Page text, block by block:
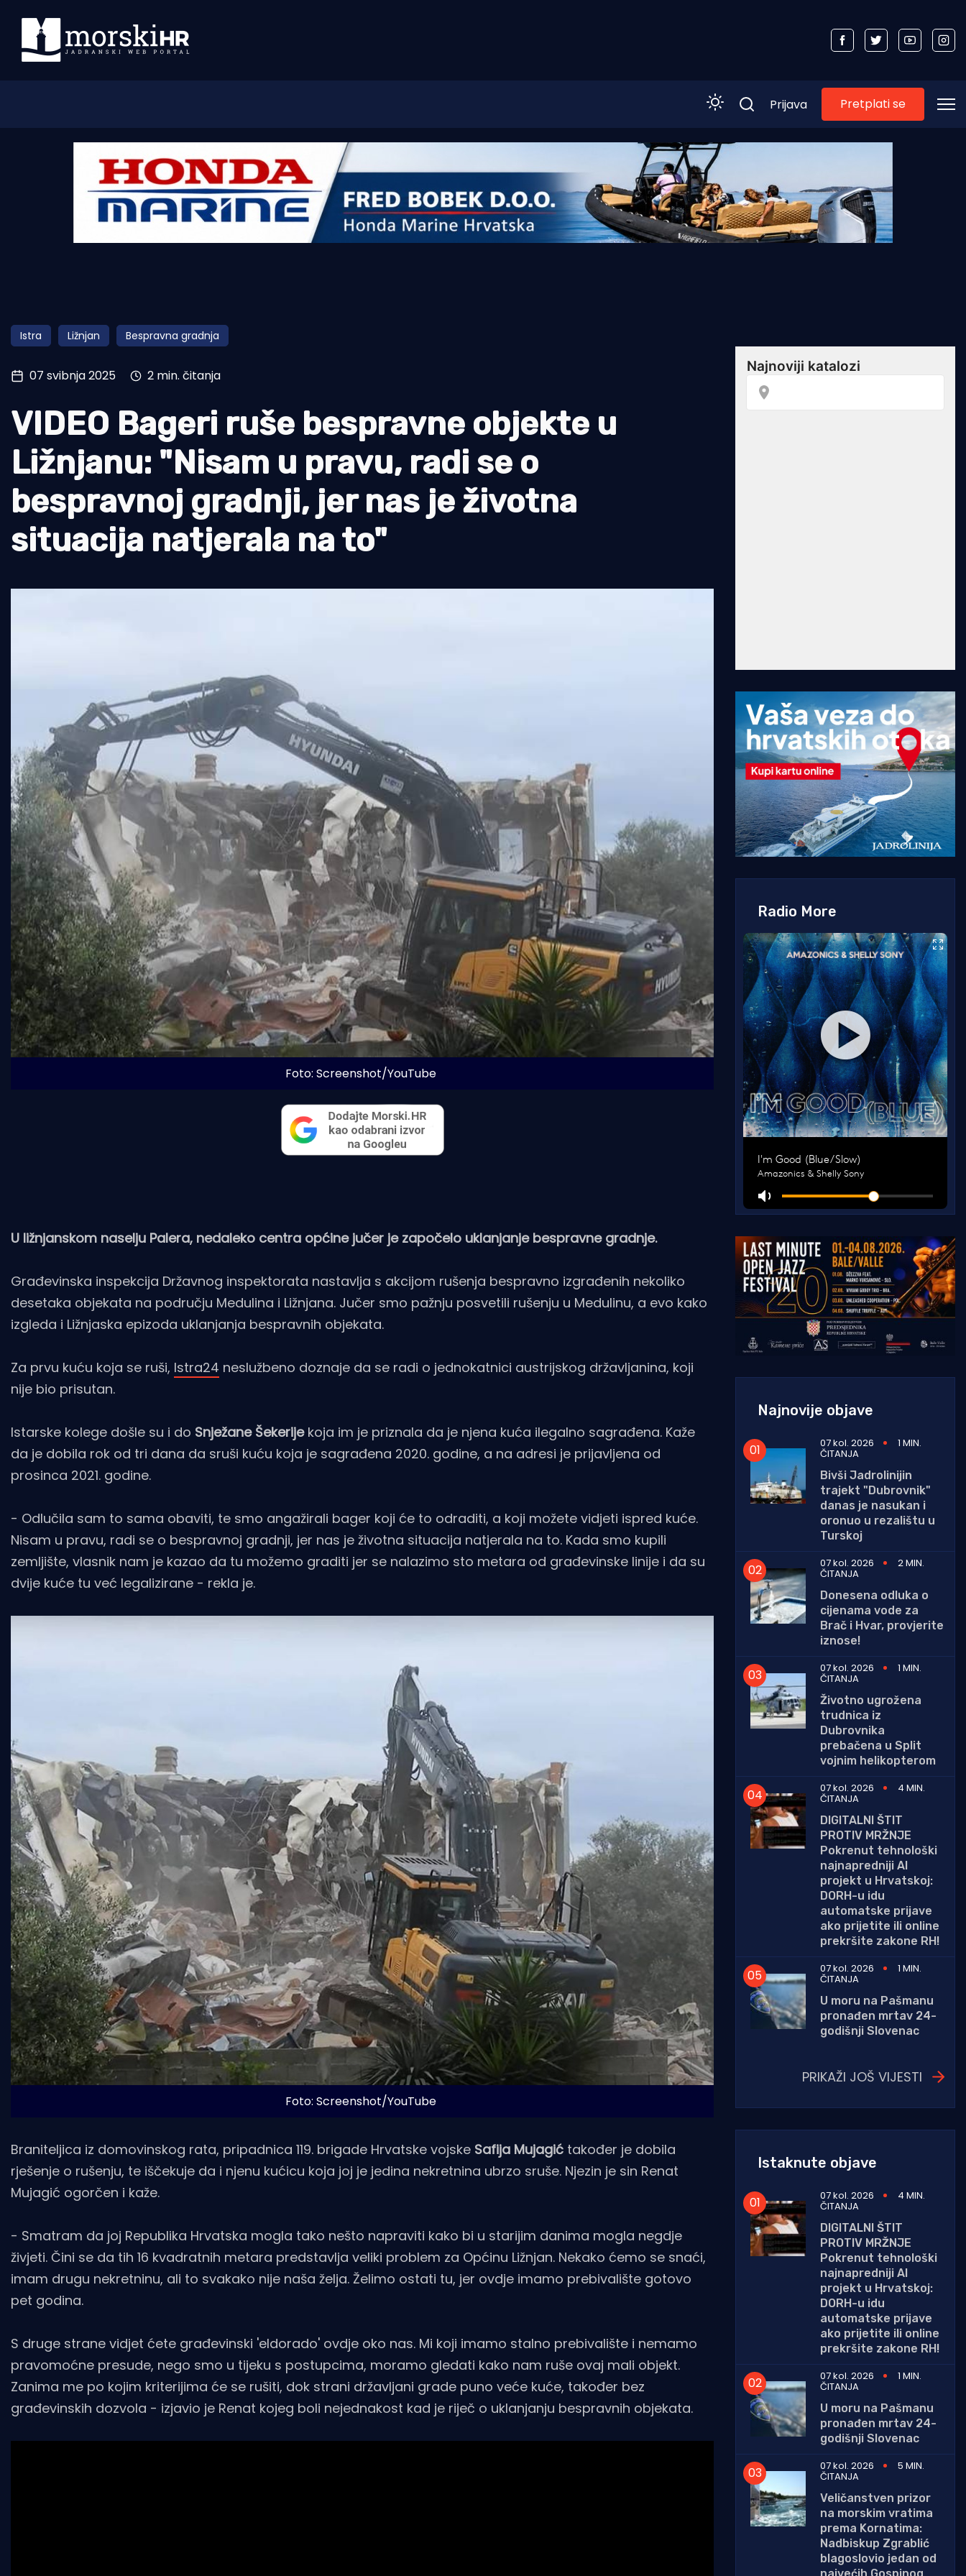
Morski plus
Pomorstvo
Ribolov
Tradicija i kultura
Prijava Pretplati se
Istra Ližnjan Bespravna gradnja
07 svibnja 2025 2 min. čitanja
VIDEO Bageri ruše bespravne objekte u
Ližnjanu: "Nisam u pravu, radi se o
bespravnoj gradnji, jer nas je životna
situacija natjerala na to"
Foto: Screenshot/YouTube
U ližnjanskom naselju Palera, nedaleko centra općine jučer je započelo uklanjanje bespravne gradnje.
Građevinska inspekcija Državnog inspektorata nastavlja s akcijom rušenja bespravno izgrađenih nekoliko
desetaka objekata na području Medulina i Ližnjana. Jučer smo pažnju posvetili rušenju u Medulinu, a evo kako
izgleda i Ližnjaska epizoda uklanjanja bespravnih objekata.
Za prvu kuću koja se ruši, Istra24 neslužbeno doznaje da se radi o jednokatnici austrijskog državljanina, koji
nije bio prisutan.
Istarske kolege došle su i do Snježane Šekerijekoja im je priznala da je njena kuća ilegalno sagrađena. Kaže
da je dobila rok od tri dana da sruši kuću koja je sagrađena 2020. godine, a na adresi je prijavljena od
prosinca 2021. godine.
- Odlučila sam to sama obaviti, te smo angažirali bager koji će to odraditi, a koji možete vidjeti ispred kuće.
Nisam u pravu, radi se o bespravnoj gradnji, jer nas je životna situacija natjerala na to. Kada smo kupili
zemljište, vlasnik nam je kazao da tu možemo graditi jer se nalazimo sto metara od građevinske linije i da su
dvije kuće tu već legalizirane - rekla je.
Foto: Screenshot/YouTube
Braniteljica iz domovinskog rata, pripadnica 119. brigade Hrvatske vojske Safija Mujagić također je dobila
rješenje o rušenju, te iščekuje da i njenu kućicu koja joj je jedina nekretnina ubrzo sruše. Njezin je sin Renat
Mujagić ogorčen i kaže.
- Smatram da joj Republika Hrvatska mogla tako nešto napraviti kako bi u starijim danima mogla negdje
živjeti. Čini se da tih 16 kvadratnih metara predstavlja veliki problem za Općinu Ližnjan. Nekako ćemo se snaći,
imam drugu nekretninu, ali to svakako nije naša želja. Želimo ostati tu, jer ovdje imamo prebivalište gotovo
pet godina.
S druge strane vidjet ćete građevinski 'eldorado' ovdje oko nas. Mi koji imamo stalno prebivalište i nemamo
pravomoćne presude, nego smo u tijeku s postupcima, moramo gledati kako nam ruše ovaj mali objekt.
Zanima me po kojim kriterijima će se rušiti, dok strani državljani grade puno veće kuće, također bez
građevinskih dozvola - izjavio je Renat kojeg boli nejednakost kad je riječ o uklanjanju bespravnih objekata.
Radio More
Najnovije objave
07 kol. 2026 1 MIN.
ČITANJA
Bivši Jadrolinijin
trajekt "Dubrovnik"
danas je nasukan i
oronuo u rezalištu u
Turskoj
07 kol. 2026
2 MIN.
ČITANJA
Donesena odluka o
cijenama vode za
Brač i Hvar, provjerite
iznose!
07 kol. 2026
1 MIN.
ČITANJA
Životno ugrožena
trudnica iz
Dubrovnika
prebačena u Split
vojnim helikopterom
07 kol. 2026
4 MIN.
ČITANJA
DIGITALNI ŠTIT
PROTIV MRŽNJE
Pokrenut tehnološki
najnapredniji AI
projekt u Hrvatskoj:
DORH-u idu
automatske prijave
ako prijetite ili online
prekršite zakone RH!
07 kol. 2026
1 MIN.
ČITANJA
U moru na Pašmanu
pronađen mrtav 24-
godišnji Slovenac
PRIKAŽI JOŠ VIJESTI
Istaknute objave
07 kol. 2026 4 MIN.
ČITANJA
DIGITALNI ŠTIT
PROTIV MRŽNJE
Pokrenut tehnološki
najnapredniji AI
projekt u Hrvatskoj:
DORH-u idu
automatske prijave
ako prijetite ili online
prekršite zakone RH!
07 kol. 2026
1 MIN.
ČITANJA
U moru na Pašmanu
pronađen mrtav 24-
godišnji Slovenac
07 kol. 2026
5 MIN.
ČITANJA
Veličanstven prizor
na morskim vratima
prema Kornatima:
Nadbiskup Zgrablić
blagoslovio jedan od
najvećih Gospinog